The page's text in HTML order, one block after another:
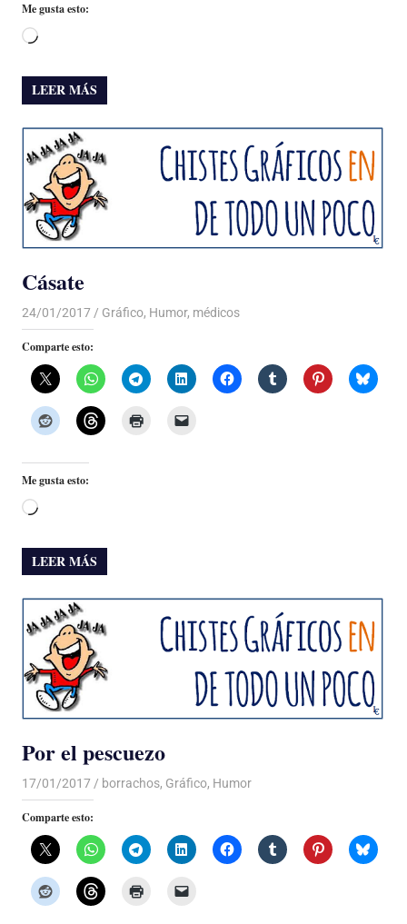
Me gusta esto:
Cargando...
LEER MÁS
Cásate
24/01/2017 Luis Castellanos
Gráfico, Humor, médicos
Comparte esto:
Me gusta esto:
Cargando...
LEER MÁS
Por el pescuezo
17/01/2017 Luis Castellanos
borrachos, Gráfico, Humor
Comparte esto: